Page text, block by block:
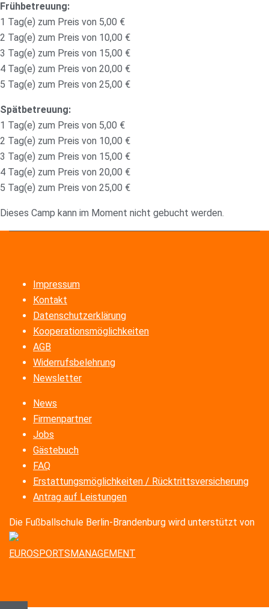
Frühbetreuung:
1 Tag(e) zum Preis von 5,00 €
2 Tag(e) zum Preis von 10,00 €
3 Tag(e) zum Preis von 15,00 €
4 Tag(e) zum Preis von 20,00 €
5 Tag(e) zum Preis von 25,00 €
Spätbetreuung:
1 Tag(e) zum Preis von 5,00 €
2 Tag(e) zum Preis von 10,00 €
3 Tag(e) zum Preis von 15,00 €
4 Tag(e) zum Preis von 20,00 €
5 Tag(e) zum Preis von 25,00 €
Dieses Camp kann im Moment nicht gebucht werden.
Impressum
Kontakt
Datenschutzerklärung
Kooperationsmöglichkeiten
AGB
Widerrufsbelehrung
Newsletter
News
Firmenpartner
Jobs
Gästebuch
FAQ
Erstattungsmöglichkeiten / Rücktrittsversicherung
Antrag auf Leistungen
Die Fußballschule Berlin-Brandenburg wird unterstützt von
EUROSPORTSMANAGEMENT